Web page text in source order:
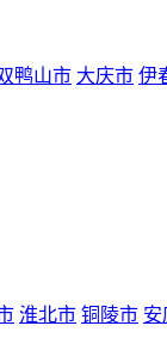
鸭山市 大庆市 伊
淮北市 铜陵市 安